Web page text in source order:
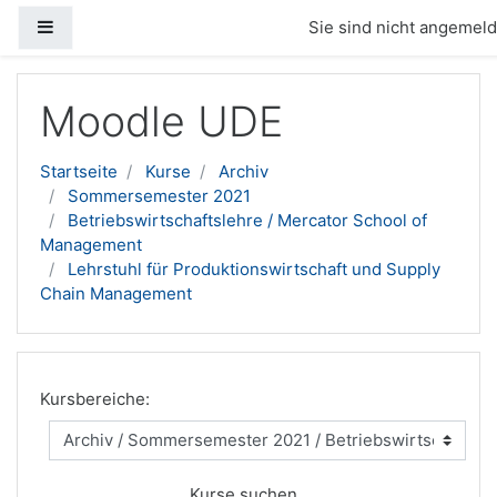
Sie sind nicht
Moodle UDE
Startseite Kurse
Archiv
Sommersemester 2021
Betriebswirtschaftslehre / Mercator School of
Management
Lehrstuhl für Produktionswirtschaft und Supply
Chain Management
Kursbereiche: